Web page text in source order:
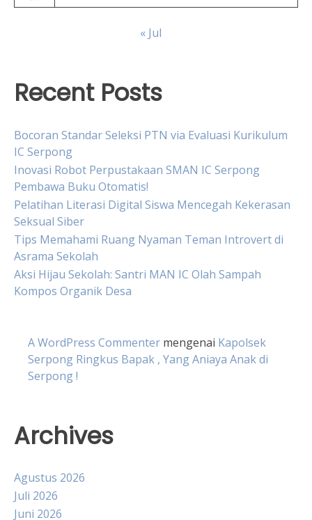
« Jul
Recent Posts
Bocoran Standar Seleksi PTN via Evaluasi Kurikulum
IC Serpong
Inovasi Robot Perpustakaan SMAN IC Serpong
Pembawa Buku Otomatis!
Pelatihan Literasi Digital Siswa Mencegah Kekerasan
Seksual Siber
Tips Memahami Ruang Nyaman Teman Introvert di
Asrama Sekolah
Aksi Hijau Sekolah: Santri MAN IC Olah Sampah
Kompos Organik Desa
A WordPress Commenter mengenai Kapolsek
Serpong Ringkus Bapak , Yang Aniaya Anak di
Serpong !
Archives
Agustus 2026
Juli 2026
Juni 2026